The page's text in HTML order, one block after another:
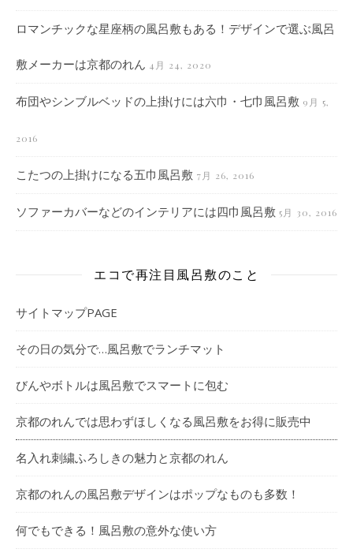
ロマンチックな星座柄の風呂敷もある！デザインで選ぶ風呂
敷メーカーは京都のれん 4月 24, 2020
布団やシンブルベッドの上掛けには六巾・七巾風呂敷 9月 5,
2016
こたつの上掛けになる五巾風呂敷 7月 26, 2016
ソファーカバーなどのインテリアには四巾風呂敷 5月 30, 2016
エコで再注目風呂敷のこと
サイトマップPAGE
その日の気分で…風呂敷でランチマット
びんやボトルは風呂敷でスマートに包む
京都のれんでは思わずほしくなる風呂敷をお得に販売中
名入れ刺繍ふろしきの魅力と京都のれん
京都のれんの風呂敷デザインはポップなものも多数！
何でもできる！風呂敷の意外な使い方